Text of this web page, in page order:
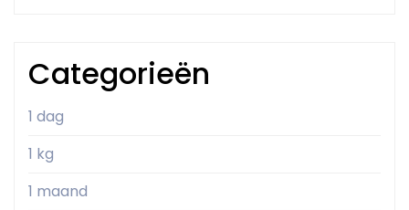
Categorieën
1 dag
1 kg
1 maand